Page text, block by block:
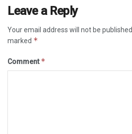
Leave a Reply
Your email address will not be published.
marked *
Comment*